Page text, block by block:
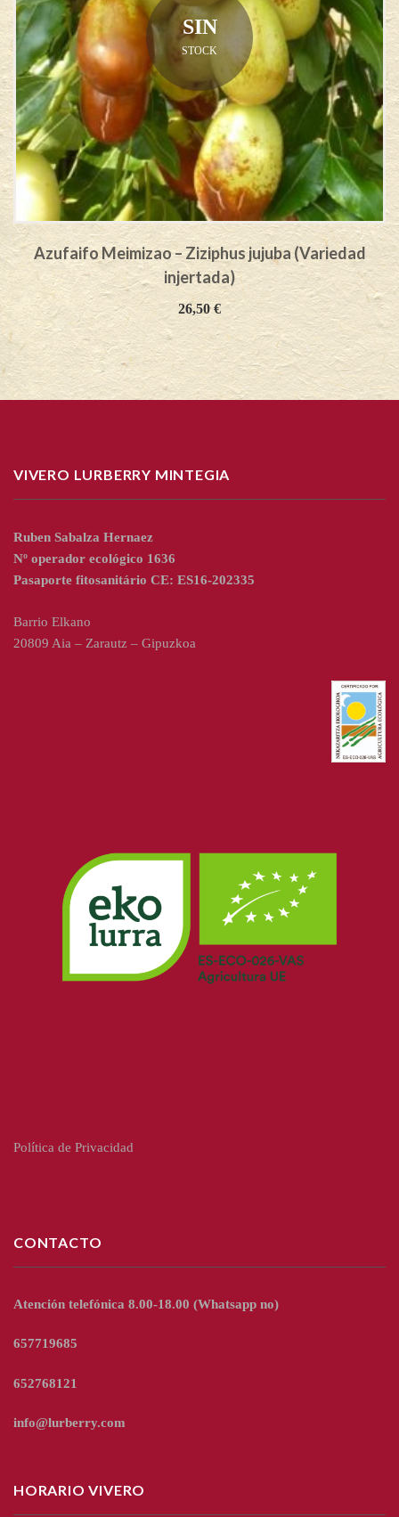
SIN
STOCK
Azufaifo Meimizao – Ziziphus jujuba (Variedad
injertada)
26,50€
VIVERO LURBERRY MINTEGIA
Ruben Sabalza Hernaez
Nº operador ecológico 1636
Pasaporte fitosanitário CE: ES16-202335
Barrio Elkano
20809 Aia – Zarautz – Gipuzkoa
Política de Privacidad
CONTACTO
Atención telefónica 8.00-18.00 (Whatsapp no)
657719685
652768121
info@lurberry.com
HORARIO VIVERO